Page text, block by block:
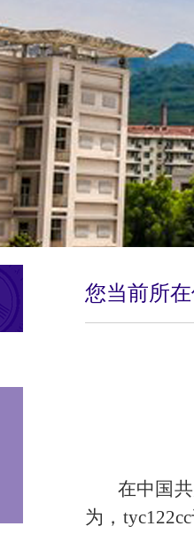
您当前所
在中国
为，​